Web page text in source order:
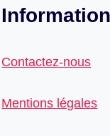
Contactez-nous
Mentions légales